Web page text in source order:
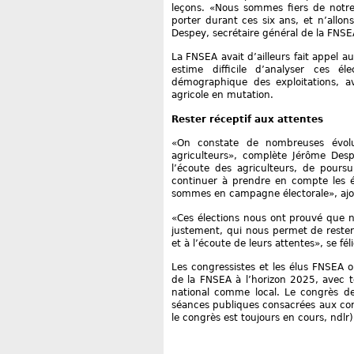
leçons. «Nous sommes fiers de
porter durant ces six ans, et
Despey, secrétaire général de la
La FNSEA avait d’ailleurs fait appel
estime difficile d’analyser ces
démographique des exploitations,
agricole en mutation.
Rester réceptif aux attentes
«On constate de nombreuses
agriculteurs», complète Jérôme
l’écoute des agriculteurs, de
continuer à prendre en compte les
sommes en campagne électorale»,
«Ces élections nous ont prouvé que
justement, qui nous permet de
et à l’écoute de leurs attentes», se
Les congressistes et les élus
de la FNSEA à l’horizon 2025,
national comme local. Le congrès
séances publiques consacrées aux
le congrès est toujours en cours,